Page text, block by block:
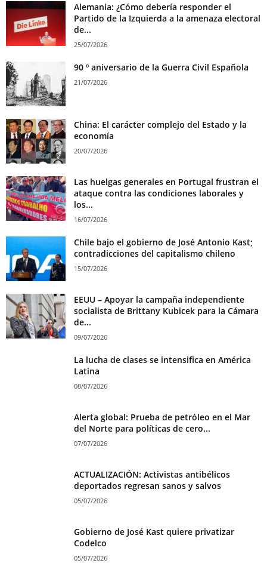
Alemania: ¿Cómo debería responder el
Partido de la Izquierda a la amenaza electoral
de...
25/07/2026
90 º aniversario de la Guerra Civil Española
21/07/2026
China: El carácter complejo del Estado y la
economía
20/07/2026
Las huelgas generales en Portugal frustran el
ataque contra las condiciones laborales y
los...
16/07/2026
Chile bajo el gobierno de José Antonio Kast;
contradicciones del capitalismo chileno
15/07/2026
EEUU – Apoyar la campaña independiente
socialista de Brittany Kubicek para la Cámara
de...
09/07/2026
La lucha de clases se intensifica en América
Latina
08/07/2026
Alerta global: Prueba de petróleo en el Mar
del Norte para políticas de cero...
07/07/2026
ACTUALIZACIÓN: Activistas antibélicos
deportados regresan sanos y salvos
05/07/2026
Gobierno de José Kast quiere privatizar
Codelco
05/07/2026